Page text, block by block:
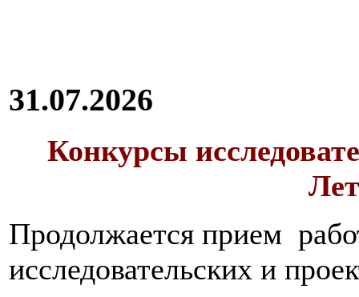
31.07.2026
Конкурсы
Продолжается прием
исследовательских и